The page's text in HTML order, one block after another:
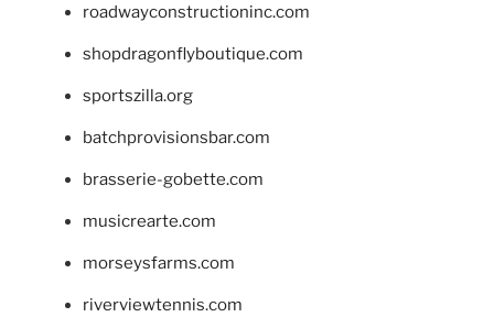
roadwayconstructioninc.com
shopdragonflyboutique.com
sportszilla.org
batchprovisionsbar.com
brasserie-gobette.com
musicrearte.com
morseysfarms.com
riverviewtennis.com